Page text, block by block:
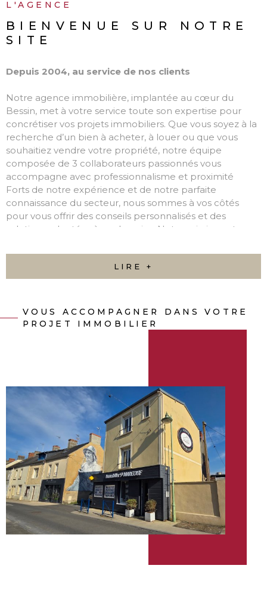
L'AGENCE
BIENVENUE SUR
NOTRE
SITE
Depuis 2004, au service de nos clients
Notre agence immobilière, implantée au cœur du
Bessin, met à votre service toute son expertise pour
concrétiser vos projets immobiliers. Que vous soyez à la
recherche d’un bien à acheter, à louer ou que vous
souhaitiez vendre votre propriété, notre équipe
composée de 3 collaborateurs passionnés vous
accompagne avec professionnalisme et proximité
Forts de notre expérience et de notre parfaite
connaissance du secteur, nous sommes à vos côtés
pour vous offrir des conseils personnalisés et des
solutions adaptées à vos besoins. Notre mission est
confiance.
Découvrez nos services et nos biens disponibles, et
envies.
LIRE +
VOUS ACCOMPAGNER DANS VOTRE
PROJET IMMOBILIER